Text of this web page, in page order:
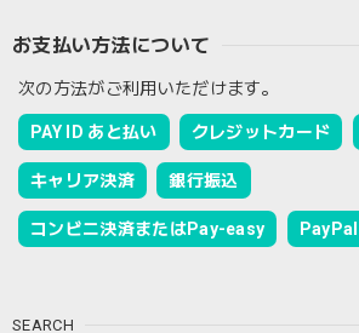
お支払い方法について
次の方法がご利用いただけます。
PAY ID あと払い クレジットカード
キャリア決済 銀行振込
コンビニ決済またはPay-easy PayPal
SEARCH